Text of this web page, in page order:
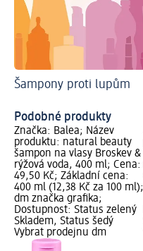
Šampony proti lupům
Podobné produkty
Značka: Balea; Název
produktu: natural beauty
šampon na vlasy Broskev &
rýžová voda, 400 ml; Cena:
49,50 Kč; Základní cena:
400 ml (12,38 Kč za 100 ml);
dm značka grafika;
Dostupnost: Status zelený
Skladem, Status šedý
Vybrat prodejnu dm